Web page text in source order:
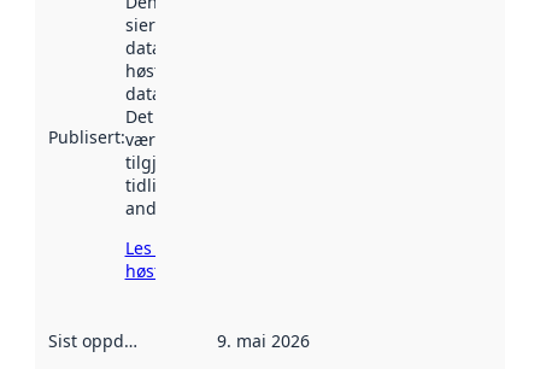
Publisert:
sier når
datasettet ble
høstet av
data.norge.no.
Det kan ha
vært
tilgjengelig
tidligere
andre steder.
Les mer om
høsting her
Sist oppdatert 9. mai 2026